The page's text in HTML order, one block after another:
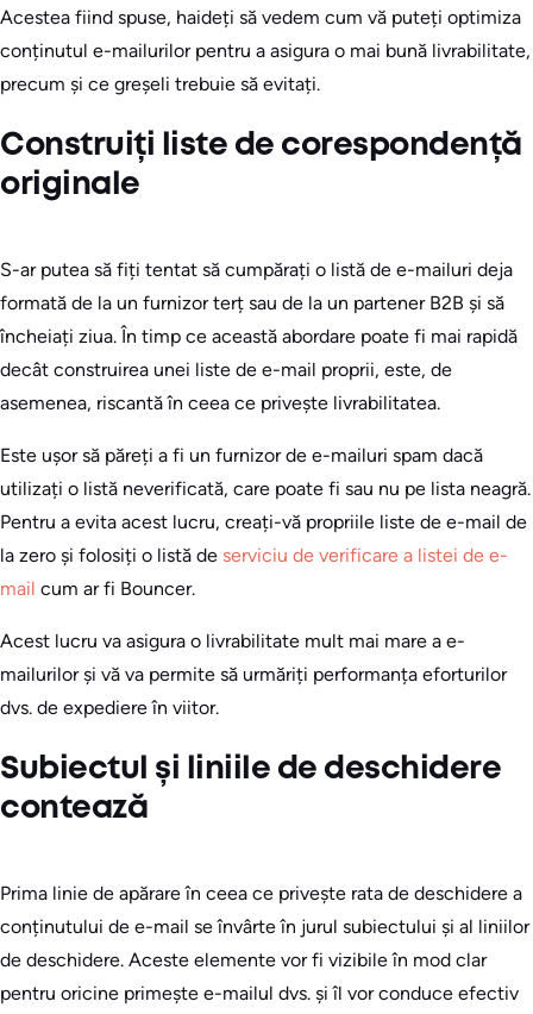
Acestea fiind spuse, haideți să vedem cum vă puteți optimiza
conținutul e-mailurilor pentru a asigura o mai bună livrabilitate,
precum și ce greșeli trebuie să evitați.
Construiți liste de corespondență
originale
S-ar putea să fiți tentat să cumpărați o listă de e-mailuri deja
formată de la un furnizor terț sau de la un partener B2B și să
încheiați ziua. În timp ce această abordare poate fi mai rapidă
decât construirea unei liste de e-mail proprii, este, de
asemenea, riscantă în ceea ce privește livrabilitatea.
Este ușor să păreți a fi un furnizor de e-mailuri spam dacă
utilizați o listă neverificată, care poate fi sau nu pe lista neagră.
Pentru a evita acest lucru, creați-vă propriile liste de e-mail de
la zero și folosiți o listă de serviciu de verificare a listei de e-
mail cum ar fi Bouncer.
Acest lucru va asigura o livrabilitate mult mai mare a e-
mailurilor și vă va permite să urmăriți performanța eforturilor
dvs. de expediere în viitor.
Subiectul și liniile de deschidere
contează
Prima linie de apărare în ceea ce privește rata de deschidere a
conținutului de e-mail se învârte în jurul subiectului și al liniilor
de deschidere. Aceste elemente vor fi vizibile în mod clar
pentru oricine primește e-mailul dvs. și îl vor conduce efectiv